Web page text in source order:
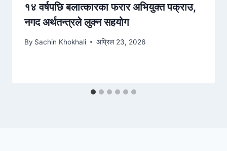
१४ वर्षपछि बलात्कारका फरार अभियुक्त पक्राउ,
नगद अर्थतन्त्रले लुक्न सहयोग
By Sachin Khokhali अप्रिल 23, 2026